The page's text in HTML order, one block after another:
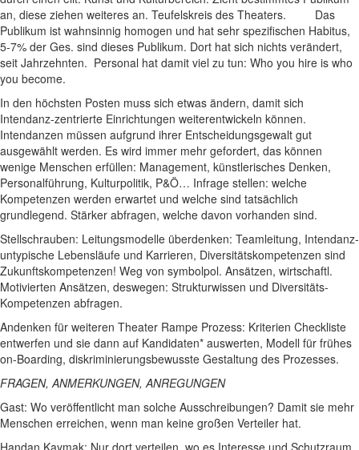
an, diese ziehen weiteres an. Teufelskreis des Theaters. Das
Publikum ist wahnsinnig homogen und hat sehr spezifischen Habitus,
5-7% der Ges. sind dieses Publikum. Dort hat sich nichts verändert,
seit Jahrzehnten. Personal hat damit viel zu tun: Who you hire is who
you become.
In den höchsten Posten muss sich etwas ändern, damit sich
Intendanz-zentrierte Einrichtungen weiterentwickeln können.
Intendanzen müssen aufgrund ihrer Entscheidungsgewalt gut
ausgewählt werden. Es wird immer mehr gefordert, das können
wenige Menschen erfüllen: Management, künstlerisches Denken,
Personalführung, Kulturpolitik, P&Ö… Infrage stellen: welche
Kompetenzen werden erwartet und welche sind tatsächlich
grundlegend. Stärker abfragen, welche davon vorhanden sind.
Stellschrauben: Leitungsmodelle überdenken: Teamleitung, Intendanz-
untypische Lebensläufe und Karrieren, Diversitätskompetenzen sind
Zukunftskompetenzen! Weg von symbolpol. Ansätzen, wirtschaftl.
Motivierten Ansätzen, deswegen: Strukturwissen und Diversitäts-
Kompetenzen abfragen.
Andenken für weiteren Theater Rampe Prozess: Kriterien Checkliste
entwerfen und sie dann auf Kandidaten* auswerten, Modell für frühes
on-Boarding, diskriminierungsbewusste Gestaltung des Prozesses.
FRAGEN, ANMERKUNGEN, ANREGUNGEN
Gast: Wo veröffentlicht man solche Ausschreibungen? Damit sie mehr
Menschen erreichen, wenn man keine großen Verteiler hat.
Handan Kaymak: Nur dort verteilen, wo es Interesse und Schutzraum